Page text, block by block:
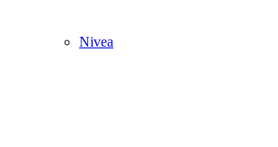
Nivea